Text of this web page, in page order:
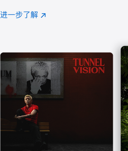
注
进一步了解 Apple
(在
口
中
打
开)